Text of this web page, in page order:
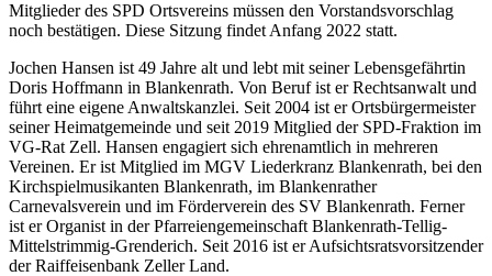
Mitglieder des SPD Ortsvereins müssen den Vorstandsvorschlag
noch bestätigen. Diese Sitzung findet Anfang 2022 statt.
Jochen Hansen ist 49 Jahre alt und lebt mit seiner Lebensgefährtin
Doris Hoffmann in Blankenrath. Von Beruf ist er Rechtsanwalt und
führt eine eigene Anwaltskanzlei. Seit 2004 ist er Ortsbürgermeister
seiner Heimatgemeinde und seit 2019 Mitglied der SPD-Fraktion im
VG-Rat Zell. Hansen engagiert sich ehrenamtlich in mehreren
Vereinen. Er ist Mitglied im MGV Liederkranz Blankenrath, bei den
Kirchspielmusikanten Blankenrath, im Blankenrather
Carnevalsverein und im Förderverein des SV Blankenrath. Ferner
ist er Organist in der Pfarreiengemeinschaft Blankenrath-Tellig-
Mittelstrimmig-Grenderich. Seit 2016 ist er Aufsichtsratsvorsitzender
der Raiffeisenbank Zeller Land.